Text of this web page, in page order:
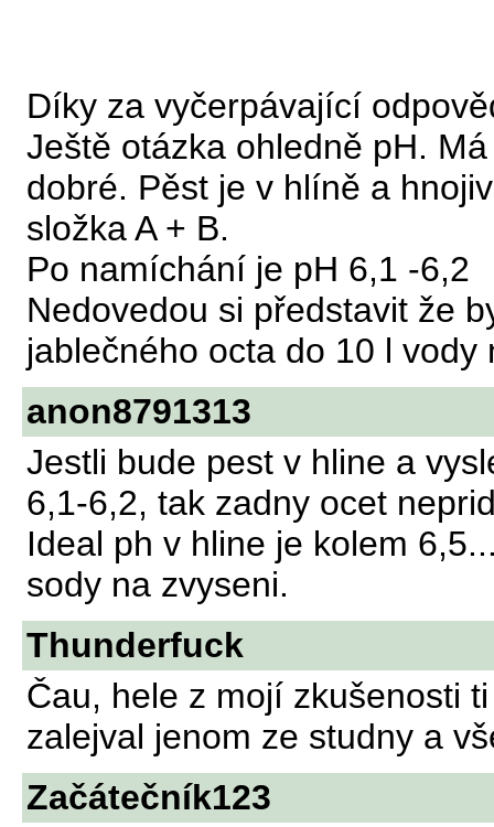
Díky za vyčerpávající
Ještě otázka ohledně pH.
dobré. Pěst je v hlíně a
složka A + B.
Po namíchání je pH 6,1 -6,2
Nedovedou si představit že
jablečného octa do 10 l vody
anon8791313
Jestli bude pest v hline a
6,1-6,2, tak zadny ocet
Ideal ph v hline je kolem
sody na zvyseni.
Thunderfuck
Čau, hele z mojí zkušenosti
zalejval jenom ze studny a
Začátečník123